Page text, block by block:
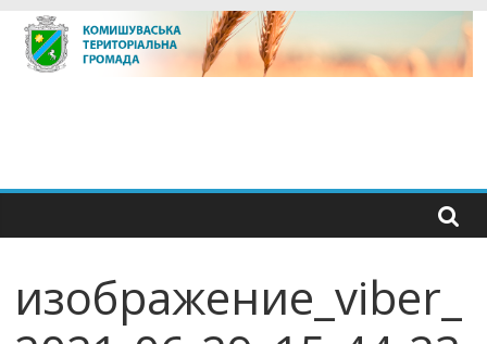
Skip
content
изображение_viber_